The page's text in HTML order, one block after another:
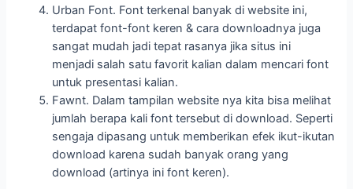
Urban Font. Font terkenal banyak di website ini,
terdapat font-font keren & cara downloadnya juga
sangat mudah jadi tepat rasanya jika situs ini
menjadi salah satu favorit kalian dalam mencari font
untuk presentasi kalian.
Fawnt. Dalam tampilan website nya kita bisa melihat
jumlah berapa kali font tersebut di download. Seperti
sengaja dipasang untuk memberikan efek ikut-ikutan
download karena sudah banyak orang yang
download (artinya ini font keren).